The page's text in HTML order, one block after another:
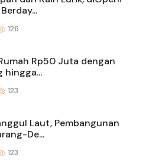
126
Rp50 Juta dengan
hingga...
123
Laut, Pembangunan
De...
123